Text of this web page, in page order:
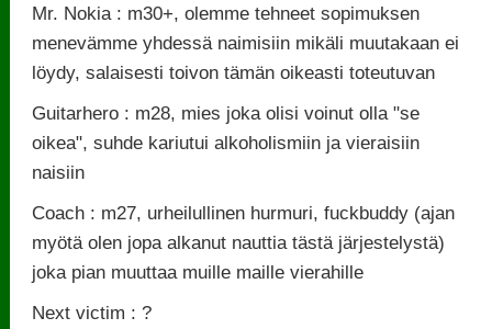
Mr. Nokia : m30+, olemme tehneet sopimuksen
menevämme yhdessä naimisiin mikäli muutakaan ei
löydy, salaisesti toivon tämän oikeasti toteutuvan
Guitarhero : m28, mies joka olisi voinut olla "se
oikea", suhde kariutui alkoholismiin ja vieraisiin
naisiin
Coach : m27, urheilullinen hurmuri, fuckbuddy (ajan
myötä olen jopa alkanut nauttia tästä järjestelystä)
joka pian muuttaa muille maille vierahille
Next victim : ?